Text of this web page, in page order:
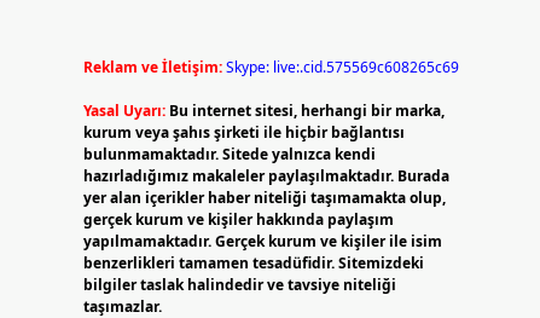
Reklam ve İletişim:Skype: live:.cid.575569c608265c69
Yasal Uyarı: Bu internet sitesi, herhangi bir marka,
kurum veya şahıs şirketi ile hiçbir bağlantısı
bulunmamaktadır. Sitede yalnızca kendi
hazırladığımız makaleler paylaşılmaktadır. Burada
yer alan içerikler haber niteliği taşımamakta olup,
gerçek kurum ve kişiler hakkında paylaşım
yapılmamaktadır. Gerçek kurum ve kişiler ile isim
benzerlikleri tamamen tesadüfidir. Sitemizdeki
bilgiler taslak halindedir ve tavsiye niteliği
taşımazlar.